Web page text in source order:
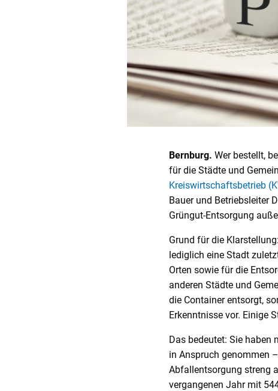
Bernburg. Wer bestellt,
für die Städte und
Kreiswirtschaftsbetrieb
Bauer und Betriebsleiter
Grüngut-Entsorgung
Grund für die
lediglich eine Stadt
Orten sowie für die
anderen Städte und
die Container entsorgt,
Erkenntnisse vor. Einige
Das bedeutet: Sie haben
in Anspruch genommen
Abfallentsorgung streng
vergangenen Jahr mit